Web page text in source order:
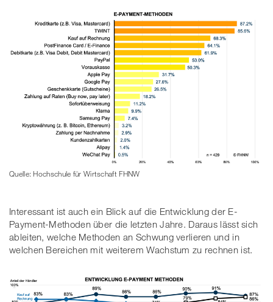
Quelle: Hochschule für Wirtschaft FHNW
Interessant ist auch ein Blick auf die Entwicklung der E-
Payment-Methoden über die letzten Jahre. Daraus lässt sich
ableiten, welche Methoden an Schwung verlieren und in
welchen Bereichen mit weiterem Wachstum zu rechnen ist.